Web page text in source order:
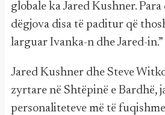
globale ka Jared Kushner. Para
dëgjova disa të paditur që
larguar Ivanka-n dhe Jared-in.”
Jared Kushner dhe Steve
zyrtare në Shtëpinë e Bardhë,
personaliteteve më të